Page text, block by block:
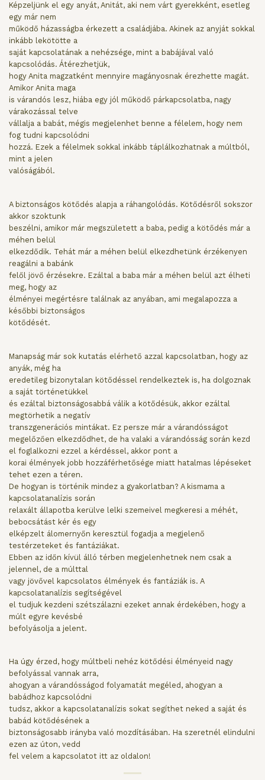
Képzeljünk el egy anyát, Anitát, aki nem várt gyerekként, esetleg
egy már nem
működő házasságba érkezett a családjába. Akinek az anyját sokkal
inkább lekötötte a
saját kapcsolatának a nehézsége, mint a babájával való
kapcsolódás. Átérezhetjük,
hogy Anita magzatként mennyire magányosnak érezhette magát.
Amikor Anita maga
is várandós lesz, hiába egy jól működő párkapcsolatba, nagy
várakozással telve
vállalja a babát, mégis megjelenhet benne a félelem, hogy nem
fog tudni kapcsolódni
hozzá. Ezek a félelmek sokkal inkább táplálkozhatnak a múltból,
mint a jelen
valóságából.
A biztonságos kötődés alapja a ráhangolódás. Kötődésről sokszor
akkor szoktunk
beszélni, amikor már megszületett a baba, pedig a kötődés már a
méhen belül
elkezdődik. Tehát már a méhen belül elkezdhetünk érzékenyen
reagálni a babánk
felől jövő érzésekre. Ezáltal a baba már a méhen belül azt élheti
meg, hogy az
élményei megértésre találnak az anyában, ami megalapozza a
későbbi biztonságos
kötődését.
Manapság már sok kutatás elérhető azzal kapcsolatban, hogy az
anyák, még ha
eredetileg bizonytalan kötődéssel rendelkeztek is, ha dolgoznak
a saját történetükkel
és ezáltal biztonságosabbá válik a kötődésük, akkor ezáltal
megtörhetik a negatív
transzgenerációs mintákat. Ez persze már a várandósságot
megelőzően elkezdődhet, de ha valaki a várandósság során kezd
el foglalkozni ezzel a kérdéssel, akkor pont a
korai élmények jobb hozzáférhetősége miatt hatalmas lépéseket
tehet ezen a téren.
De hogyan is történik mindez a gyakorlatban? A kismama a
kapcsolatanalízis során
relaxált állapotba kerülve lelki szemeivel megkeresi a méhét,
bebocsátást kér és egy
elképzelt álomernyőn keresztül fogadja a megjelenő
testérzeteket és fantáziákat.
Ebben az időn kívül álló térben megjelenhetnek nem csak a
jelennel, de a múlttal
vagy jövővel kapcsolatos élmények és fantáziák is. A
kapcsolatanalízis segítségével
el tudjuk kezdeni szétszálazni ezeket annak érdekében, hogy a
múlt egyre kevésbé
befolyásolja a jelent.
Ha úgy érzed, hogy múltbeli nehéz kötődési élményeid nagy
befolyással vannak arra,
ahogyan a várandósságod folyamatát megéled, ahogyan a
babádhoz kapcsolódni
tudsz, akkor a kapcsolatanalízis sokat segíthet neked a saját és
babád kötődésének a
biztonságosabb irányba való mozdításában. Ha szeretnél elindulni
ezen az úton, vedd
fel velem a kapcsolatot itt az oldalon!